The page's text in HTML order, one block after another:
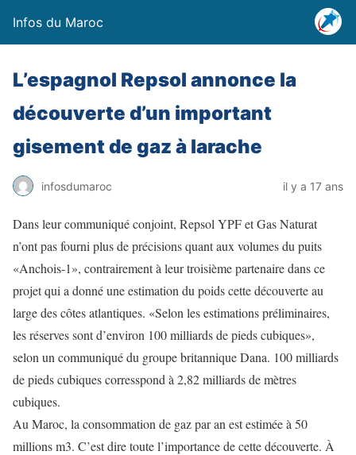
Infos du Maroc
L’espagnol Repsol annonce la
découverte d’un important
gisement de gaz à larache
infosdumaroc il y a 17 ans
Dans leur communiqué conjoint, Repsol YPF et Gas Naturat
n’ont pas fourni plus de précisions quant aux volumes du puits
«Anchois-1», contrairement à leur troisième partenaire dans ce
projet qui a donné une estimation du poids cette découverte au
large des côtes atlantiques. «Selon les estimations préliminaires,
les réserves sont d’environ 100 milliards de pieds cubiques»,
selon un communiqué du groupe britannique Dana. 100 milliards
de pieds cubiques corresspond à 2,82 milliards de mètres
cubiques.
Au Maroc, la consommation de gaz par an est estimée à 50
millions m3. C’est dire toute l’importance de cette découverte. À